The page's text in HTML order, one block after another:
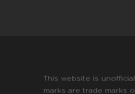
This website is unofficial
marks are trade marks